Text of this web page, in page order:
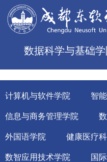
数据科学与基础
计算机与软件学院 智
信息与商务管理学院
外国语学院 健康医疗
数智应用技术学院 国